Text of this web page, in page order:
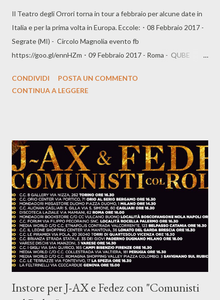
Il Teatro degli Orrori torna in tour a febbraio per alcune date in
Italia e per la prima volta in Europa. Eccole: ･ 08 Febbraio 2017 -
Segrate (MI) - Circolo Magnolia evento fb
https://goo.gl/ennHZm ･ 09 Febbraio 2017 - Roma - QUBE
Pescara - Tipografia evento fb https://goo.gl/EuKGPx ･ 11
Bellevilloise evento fb https://goo.gl/qigxJu ･ 15 Febbraio 2017
- Charleroi (Belgium) - Rockerill evento fb
https://goo.gl/T0r2GE ･ 16 Febbraio 2017 - London (UK) -
Hoxton Square Bar & Kitchen evento fb https://goo.gl/4l3wK1
･ 18 Febbraio 2017 - Berlin (Germany) - cassiopeia Berlin...
CONDIVIDI
POSTA UN COMMENTO
CONTINUA A LEGGERE
Instore per J-AX e Fedez con "Comunisti